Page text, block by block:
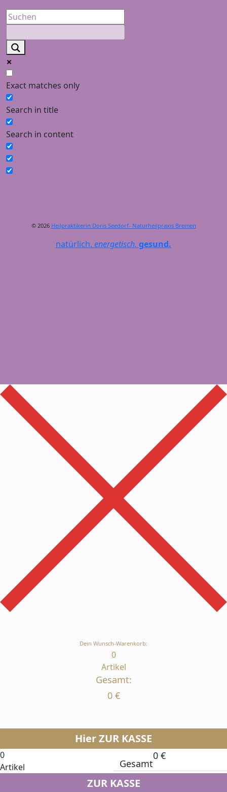
Exact matches only
Search in title
Search in content
© 2026 Heilpraktikerin Doris Seedorf- Naturheilpraxis Bremen
natürlich. energetisch. gesund.
Dein Wunsch-Warenkorb:
0
Artikel
Gesamt:
0 €
Hier ZUR KASSE
0
Artikel
Gesamt
0 €
ZUR KASSE